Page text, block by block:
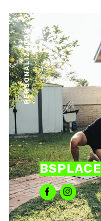
BSPLACE
PERSONALIZADOS